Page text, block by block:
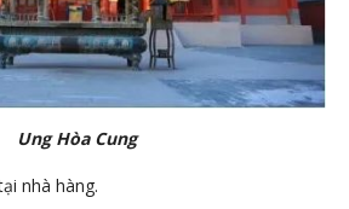
Ung Hòa Cung
nhà hàng.